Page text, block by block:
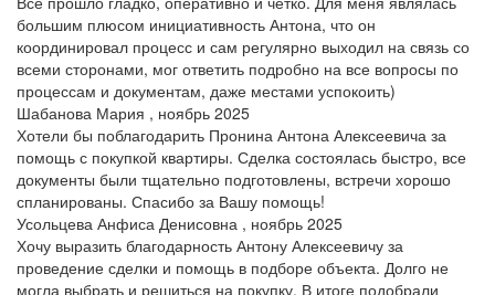
большим плюсом инициативность Антона, что он
координировал процесс и сам регулярно выходил на связь со
всеми сторонами, мог ответить подробно на все вопросы по
процессам и документам, даже местами успокоить)
Шабанова Мария , ноябрь 2025
Хотели бы поблагодарить Пронина Антона Алексеевича за
помощь с покупкой квартиры. Сделка состоялась быстро, все
документы были тщательно подготовлены, встречи хорошо
спланированы. Спасибо за Вашу помощь!
Усольцева Анфиса Денисовна , ноябрь 2025
Хочу выразить благодарность Антону Алексеевичу за
проведение сделки и помощь в подборе объекта. Долго не
могла выбрать и решиться на покупку. В итоге подобрали